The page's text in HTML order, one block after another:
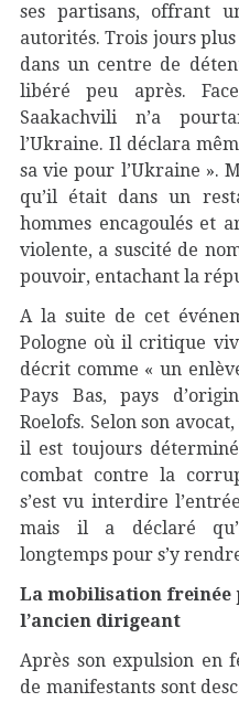
ses partisans, offrant
autorités. Trois jours
dans un centre de
libéré peu après.
Saakachvili n’a
l’Ukraine. Il déclara
sa vie pour l’Ukraine ».
qu’il était dans un
hommes encagoulés et
violente, a suscité de
pouvoir, entachant la
A la suite de cet
Pologne où il critique
décrit comme « un
Pays Bas, pays
Roelofs. Selon son
il est toujours
combat contre la
s’est vu interdire
mais il a déclaré
longtemps pour s’y
La mobilisation freinée
l’ancien dirigeant
Après son expulsion en
de manifestants sont